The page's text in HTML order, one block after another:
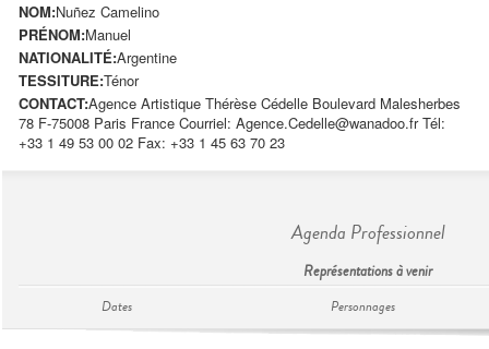
NOM:Nuñez Camelino
PRÉNOM:Manuel
NATIONALITÉ:Argentine
TESSITURE:Ténor
CONTACT:Agence Artistique Thérèse Cédelle Boulevard Malesherbes
78 F-75008 Paris France Courriel: Agence.Cedelle@wanadoo.frTél:
+33 1 49 53 00 02 Fax: +33 1 45 63 70 23
Agenda Professionnel
Représentations à venir
Dates Personnages